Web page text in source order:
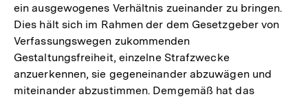
ein ausgewogenes Verhältnis zueinander zu bringen.
Dies hält sich im Rahmen der dem Gesetzgeber von
Verfassungswegen zukommenden
Gestaltungsfreiheit, einzelne Strafzwecke
anzuerkennen, sie gegeneinander abzuwägen und
miteinander abzustimmen. Demgemäß hat das